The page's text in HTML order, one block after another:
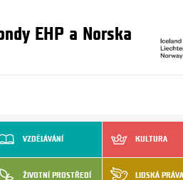
EHP a Norska
VZDĚLÁVÁNÍ KULTURA
ŽIVOTNÍ PROSTŘEDÍ LIDSKÁ PRÁVA